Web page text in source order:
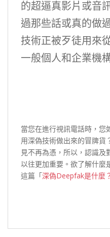
的超逼真影片或音
過那些話或真的做
技術正被歹徒用來
一般個人和企業機
當您在進行視訊電話時，您
用深偽技術做出來的冒牌貨
見不再為憑，所以，認識
以往更加重要。欲了解什麼
這篇「深偽Deepfak是什麼